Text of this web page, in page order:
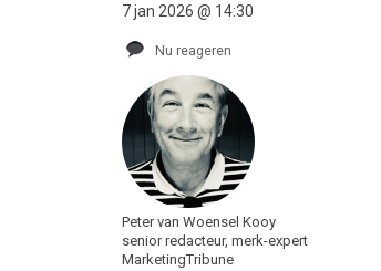
7 jan 2026 @ 14:30
Nu reageren
Peter van Woensel Kooy
senior redacteur, merk-expert
MarketingTribune